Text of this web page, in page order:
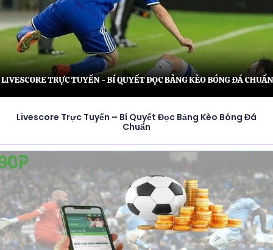
Livescore Trực Tuyến – Bí Quyết Đọc Bảng Kèo Bóng Đá
Chuẩn